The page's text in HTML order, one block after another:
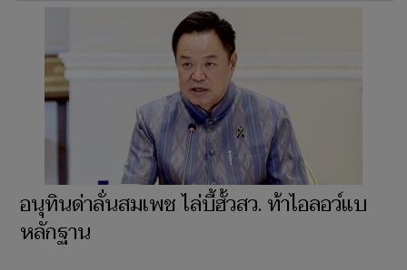
อนุทินด่าลั่นสมเพช ไล่บี้ฮั้วสว. ท้าไอลอว์แบ
หลักฐาน